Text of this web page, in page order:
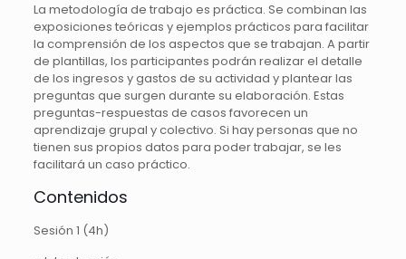
La metodología de trabajo es práctica. Se combinan las
exposiciones teóricas y ejemplos prácticos para facilitar
la comprensión de los aspectos que se trabajan. A partir
de plantillas, los participantes podrán realizar el detalle
de los ingresos y gastos de su actividad y plantear las
preguntas que surgen durante su elaboración. Estas
preguntas-respuestas de casos favorecen un
aprendizaje grupal y colectivo. Si hay personas que no
tienen sus propios datos para poder trabajar, se les
facilitará un caso práctico.
Contenidos
Sesión 1 (4h)